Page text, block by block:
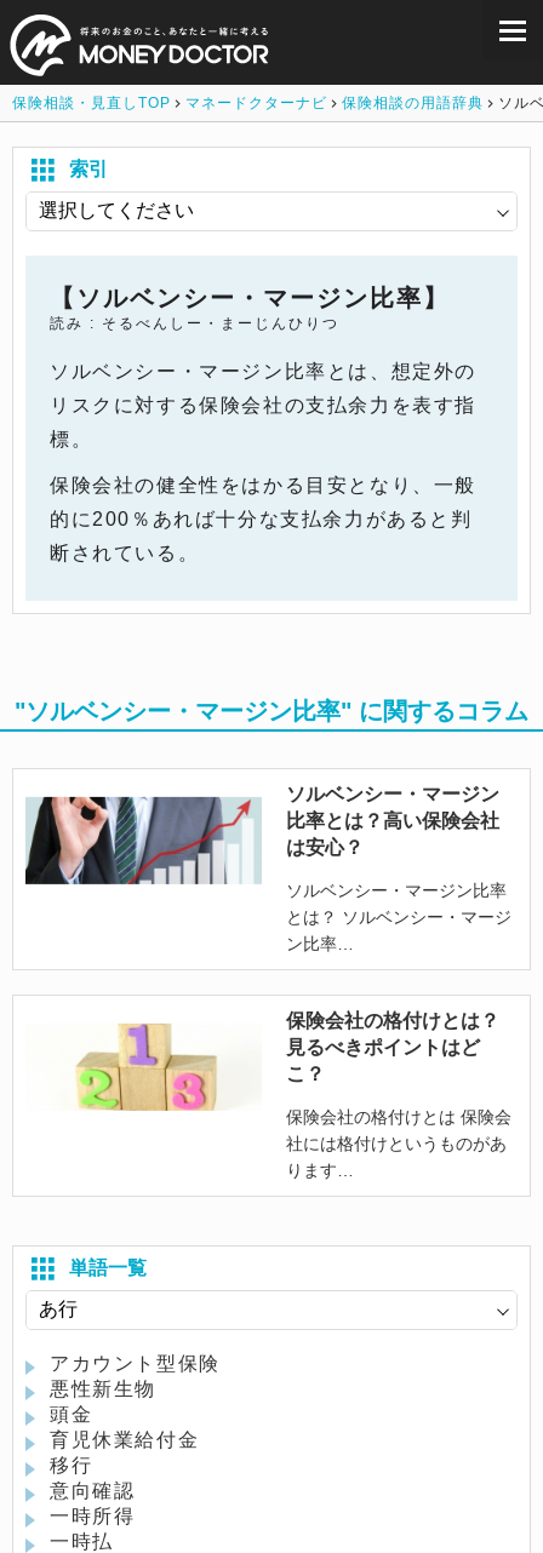
保険相談・見直しTOP マネードクターナビ 保険相談の用語辞典 ソル
索引
【ソルベンシー・マージン比率】
読み : そるべんしー・まーじんひりつ
ソルベンシー・マージン比率とは、想定外の
リスクに対する保険会社の支払余力を表す指
標。
保険会社の健全性をはかる目安となり、一般
的に200％あれば十分な支払余力があると判
断されている。
"ソルベンシー・マージン比率" に関するコラム
ソルベンシー・マージン
比率とは？高い保険会社
は安心？
ソルベンシー・マージン比率
とは？ ソルベンシー・マージ
ン比率
保険会社の格付けとは？
見るべきポイントはど
こ？
保険会社の格付けとは 保険会
社には格付けというものがあ
ります
単語一覧
アカウント型保険
悪性新生物
頭金
育児休業給付金
移行
意向確認
一時所得
一時払